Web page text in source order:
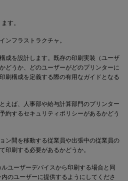
す。
ンフラストラクチャ。
成を設計します。既存の印刷実装（ユーザ
どうか、どのユーザーがどのプリンターに
刷構成を定義する際の有用なガイドとなる
えば、人事部や給与計算部門のプリンター
約するセキュリティポリシーがあるかどう
ン間を移動する従業員や出張中の従業員の
印刷する必要があるかどうか。
ユーザーデバイスから印刷する場合と同
のユーザーに提供するようにしてくださ